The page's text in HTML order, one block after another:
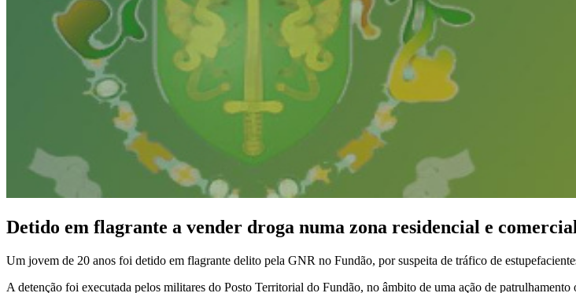
Detido em flagrante a vender droga numa zona residencial e
Um jovem de 20 anos foi detido em flagrante delito pela GNR no Fundão, por suspeita de tráfico de
A detenção foi executada pelos militares do Posto Territorial do Fundão, no âmbito de uma ação de